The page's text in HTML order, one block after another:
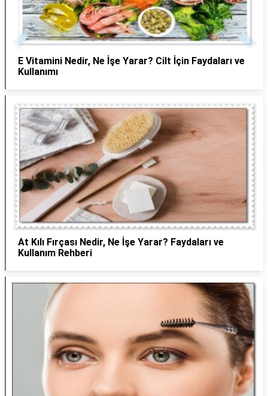
E Vitamini Nedir, Ne İşe Yarar? Cilt İçin Faydaları ve
Kullanımı
At Kılı Fırçası Nedir, Ne İşe Yarar? Faydaları ve
Kullanım Rehberi